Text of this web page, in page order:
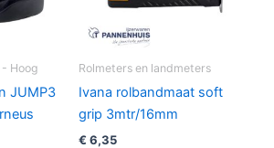
Hoog
JUMP3
gekozen
worden
Rolmeters en landmeters
Ivana rolbandmaat soft
grip 3mtr/16mm
€ 6,35